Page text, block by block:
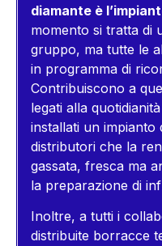
diamante è
momento si tratta di
gruppo, ma tutte le
in programma di
Contribuiscono a
legati alla
installati un impianto
distributori che la
gassata, fresca ma
la preparazione di
Inoltre, a tutti i
distribuite borracce